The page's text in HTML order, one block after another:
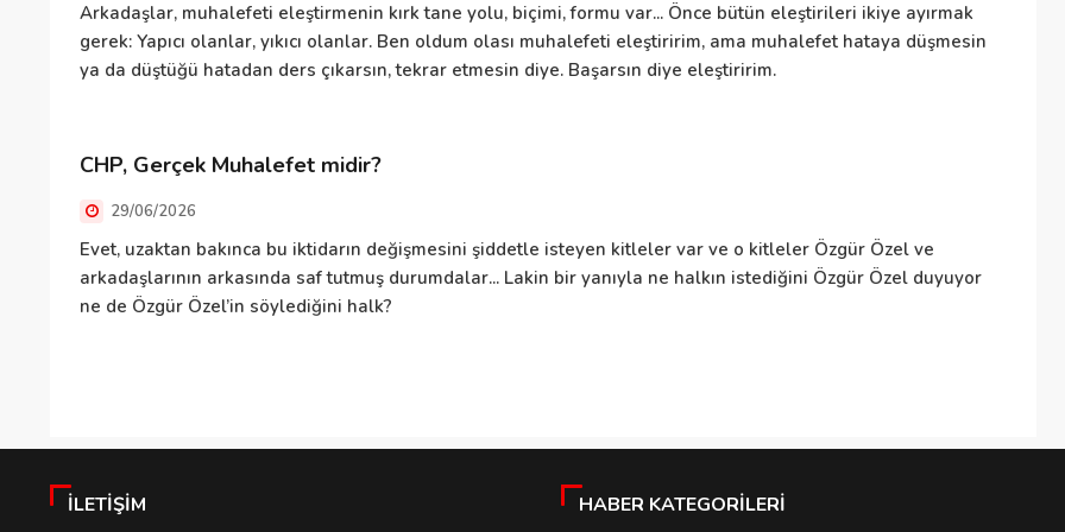
Arkadaşlar, muhalefeti eleştirmenin kırk tane yolu, biçimi, formu var... Önce bütün eleştirileri ikiye ayırmak
gerek: Yapıcı olanlar, yıkıcı olanlar. Ben oldum olası muhalefeti eleştiririm, ama muhalefet hataya düşmesin
ya da düştüğü hatadan ders çıkarsın, tekrar etmesin diye. Başarsın diye eleştiririm.
CHP, Gerçek Muhalefet midir?
29/06/2026
Evet, uzaktan bakınca bu iktidarın değişmesini şiddetle isteyen kitleler var ve o kitleler Özgür Özel ve
arkadaşlarının arkasında saf tutmuş durumdalar... Lakin bir yanıyla ne halkın istediğini Özgür Özel duyuyor
ne de Özgür Özel’in söylediğini halk?
İLETIŞIM HABER KATEGORILERI